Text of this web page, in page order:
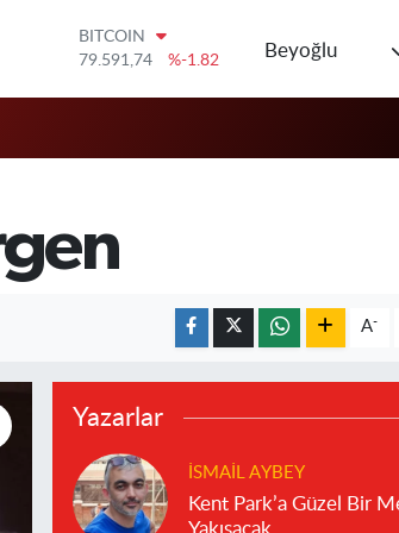
DOLAR
45,43620
%0.02
61,60380
%0.18
14.598,00
Beyoğlu
A-
Yazarlar
İSMAIL AYBEY
Kent Park’a Güzel Bir